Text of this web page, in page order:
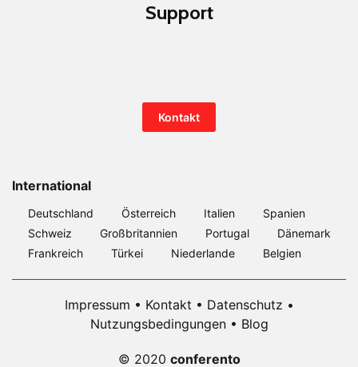
Support
Kontakt
International
Deutschland Österreich Italien
Spanien
Schweiz
Großbritannien Portugal
Dänemark
Frankreich
Türkei Niederlande Belgien
Impressum • Kontakt • Datenschutz •
Nutzungsbedingungen• Blog
© 2020 conferento